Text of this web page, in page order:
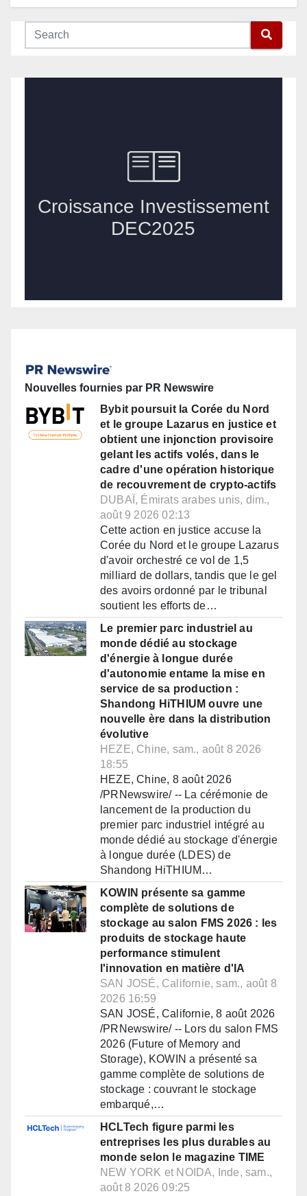
Nouvelles fournies par PR Newswire
Bybit poursuit la Corée du Nord
et le groupe Lazarus en justice et
obtient une injonction provisoire
gelant les actifs volés, dans le
cadre d'une opération historique
de recouvrement de crypto-actifs
DUBAÏ, Émirats arabes unis, dim.,
août 9 2026 02:13
Cette action en justice accuse la
Corée du Nord et le groupe Lazarus
d'avoir orchestré ce vol de 1,5
milliard de dollars, tandis que le gel
des avoirs ordonné par le tribunal
soutient les efforts de…
Le premier parc industriel au
monde dédié au stockage
d'énergie à longue durée
d'autonomie entame la mise en
service de sa production :
Shandong HiTHIUM ouvre une
nouvelle ère dans la distribution
évolutive
HEZE, Chine, sam., août 8 2026
18:55
HEZE, Chine, 8 août 2026
/PRNewswire/ -- La cérémonie de
lancement de la production du
premier parc industriel intégré au
monde dédié au stockage d'énergie
à longue durée (LDES) de
Shandong HiTHIUM…
KOWIN présente sa gamme
complète de solutions de
stockage au salon FMS 2026 : les
produits de stockage haute
performance stimulent
l'innovation en matière d'IA
SAN JOSÉ, Californie, sam., août 8
2026 16:59
SAN JOSÉ, Californie, 8 août 2026
/PRNewswire/ -- Lors du salon FMS
2026 (Future of Memory and
Storage), KOWIN a présenté sa
gamme complète de solutions de
stockage : couvrant le stockage
embarqué,…
HCLTech figure parmi les
entreprises les plus durables au
monde selon le magazine TIME
NEW YORK et NOIDA, Inde, sam.,
août 8 2026 09:25